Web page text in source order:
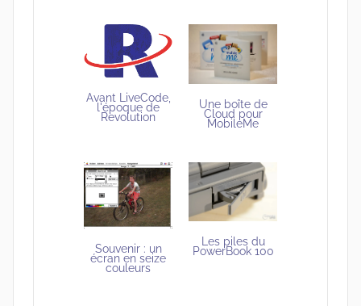
Avant LiveCode,
l'époque de
Revolution
Une boîte de
Cloud pour
MobileMe
Souvenir : un
écran en seize
couleurs
Les piles du
PowerBook 100